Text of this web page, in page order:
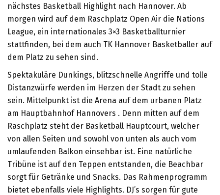
nächstes Basketball Highlight nach Hannover. Ab
morgen wird auf dem Raschplatz Open Air die Nations
League, ein internationales 3×3 Basketballturnier
stattfinden, bei dem auch TK Hannover Basketballer auf
dem Platz zu sehen sind.
Spektakuläre Dunkings, blitzschnelle Angriffe und tolle
Distanzwürfe werden im Herzen der Stadt zu sehen
sein. Mittelpunkt ist die Arena auf dem urbanen Platz
am Hauptbahnhof Hannovers . Denn mitten auf dem
Raschplatz steht der Basketball Hauptcourt, welcher
von allen Seiten und sowohl von unten als auch vom
umlaufenden Balkon einsehbar ist. Eine natürliche
Tribüne ist auf den Teppen entstanden, die Beachbar
sorgt für Getränke und Snacks. Das Rahmenprogramm
bietet ebenfalls viele Highlights. DJ’s sorgen für gute